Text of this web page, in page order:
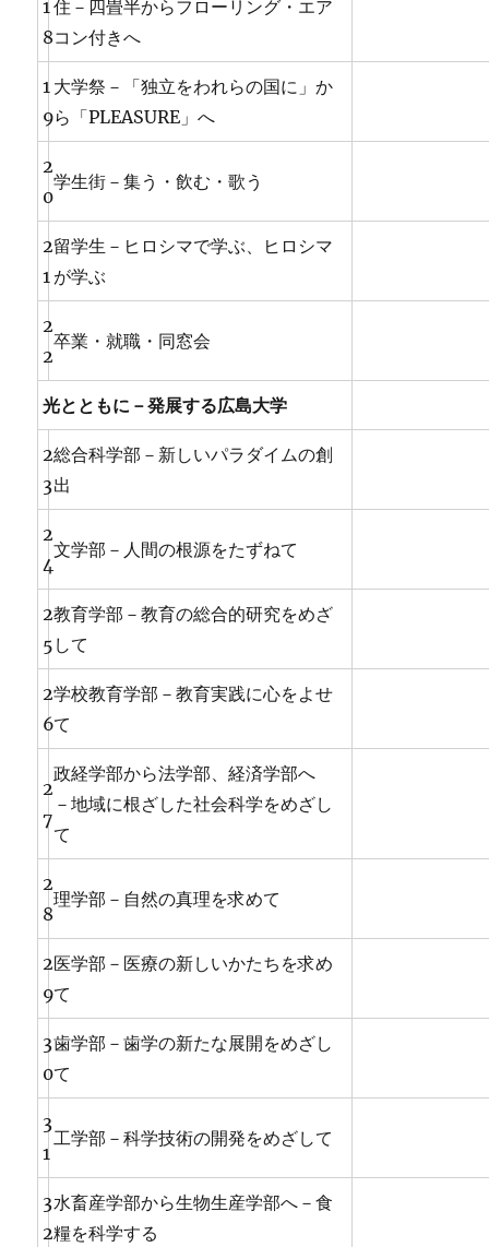
1
8
住－四畳半からフローリング・エア
コン付きへ
1
9
大学祭－「独立をわれらの国に」か
ら「PLEASURE」へ
2
0
学生街－集う・飲む・歌う
2
1
留学生－ヒロシマで学ぶ、ヒロシマ
が学ぶ
2
2
卒業・就職・同窓会
光とともに－発展する広島大学
2
3
総合科学部－新しいパラダイムの創
出
2
4
文学部－人間の根源をたずねて
2
5
教育学部－教育の総合的研究をめざ
して
2
6
学校教育学部－教育実践に心をよせ
て
2
7
政経学部から法学部、経済学部へ
－地域に根ざした社会科学をめざし
て
2
8
理学部－自然の真理を求めて
2
9
医学部－医療の新しいかたちを求め
て
3
0
歯学部－歯学の新たな展開をめざし
て
3
1
工学部－科学技術の開発をめざして
3
2
水畜産学部から生物生産学部へ－食
糧を科学する